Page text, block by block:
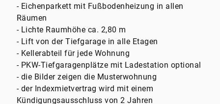
- Eichenparkett mit Fußbodenheizung in allen
Räumen
- Lichte Raumhöhe ca. 2,80 m
- Lift von der Tiefgarage in alle Etagen
- Kellerabteil für jede Wohnung
- PKW-Tiefgaragenplätze mit Ladestation optional
- die Bilder zeigen die Musterwohnung
- der Indexmietvertrag wird mit einem
Kündigungsausschluss von 2 Jahren